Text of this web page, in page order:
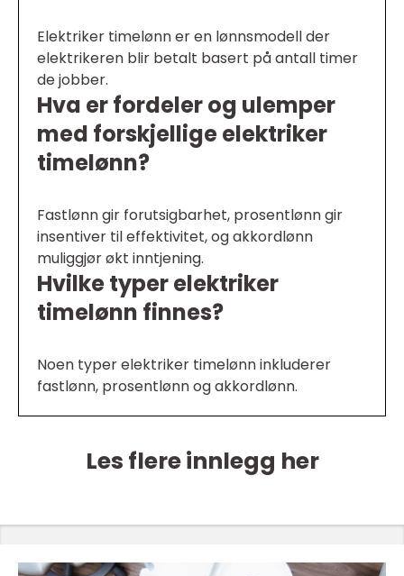
Elektriker timelønn er en lønnsmodell der
elektrikeren blir betalt basert på antall timer
de jobber.
Hva er fordeler og ulemper
med forskjellige elektriker
timelønn?
Fastlønn gir forutsigbarhet, prosentlønn gir
insentiver til effektivitet, og akkordlønn
muliggjør økt inntjening.
Hvilke typer elektriker
timelønn finnes?
Noen typer elektriker timelønn inkluderer
fastlønn, prosentlønn og akkordlønn.
Les flere innlegg her